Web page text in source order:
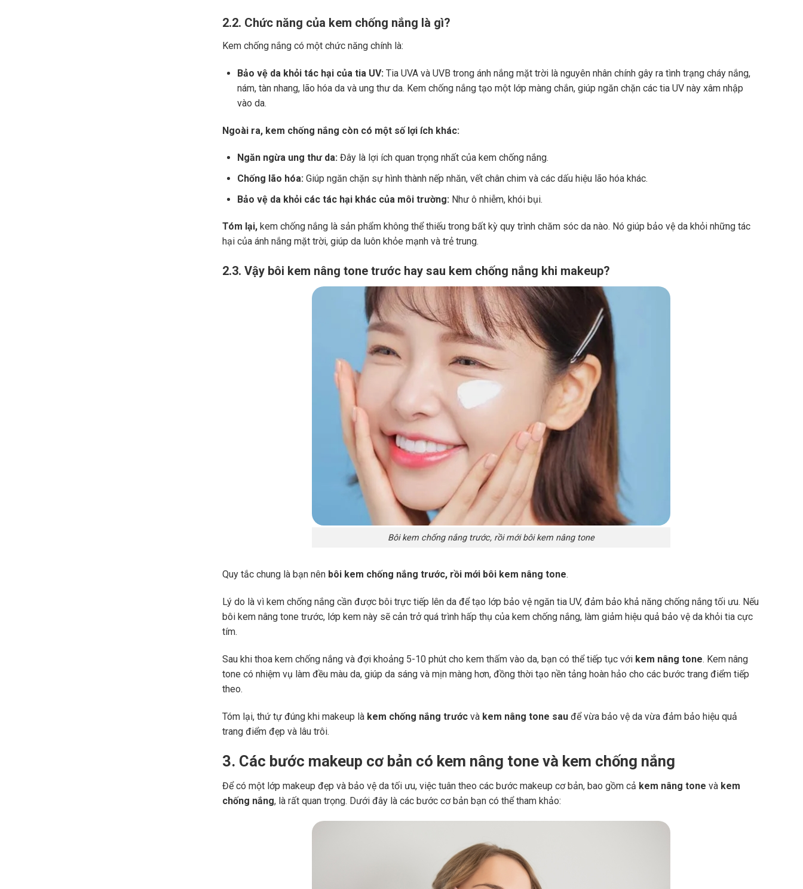
2.2. Chức năng của kem chống nắng là gì?
Kem chống nắng có một chức năng chính là:
Bảo vệ da khỏi tác hại của tia UV: Tia UVA và UVB trong ánh nắng mặt trời là nguyên nhân chính gây ra tình trạng cháy nắng,
nám, tàn nhang, lão hóa da và ung thư da. Kem chống nắng tạo một lớp màng chắn, giúp ngăn chặn các tia UV này xâm nhập
vào da.
Ngoài ra, kem chống nắng còn có một số lợi ích khác:
Ngăn ngừa ung thư da: Đây là lợi ích quan trọng nhất của kem chống nắng.
Chống lão hóa: Giúp ngăn chặn sự hình thành nếp nhăn, vết chân chim và các dấu hiệu lão hóa khác.
Bảo vệ da khỏi các tác hại khác của môi trường: Như ô nhiễm, khói bụi.
Tóm lại, kem chống nắng là sản phẩm không thể thiếu trong bất kỳ quy trình chăm sóc da nào. Nó giúp bảo vệ da khỏi những tác
hại của ánh nắng mặt trời, giúp da luôn khỏe mạnh và trẻ trung.
2.3. Vậy bôi kem nâng tone trước hay sau kem chống nắng khi makeup?
Bôi kem chống nắng trước, rồi mới bôi kem nâng tone
Quy tắc chung là bạn nên bôi kem chống nắng trước, rồi mới bôi kem nâng tone.
Lý do là vì kem chống nắng cần được bôi trực tiếp lên da để tạo lớp bảo vệ ngăn tia UV, đảm bảo khả năng chống nắng tối ưu. Nếu
bôi kem nâng tone trước, lớp kem này sẽ cản trở quá trình hấp thụ của kem chống nắng, làm giảm hiệu quả bảo vệ da khỏi tia cực
tím.
Sau khi thoa kem chống nắng và đợi khoảng 5-10 phút cho kem thấm vào da, bạn có thể tiếp tục với kem nâng tone. Kem nâng
tone có nhiệm vụ làm đều màu da, giúp da sáng và mịn màng hơn, đồng thời tạo nền tảng hoàn hảo cho các bước trang điểm tiếp
theo.
Tóm lại, thứ tự đúng khi makeup là kem chống nắng trước và kem nâng tone sau để vừa bảo vệ da vừa đảm bảo hiệu quả
trang điểm đẹp và lâu trôi.
3. Các bước makeup cơ bản có kem nâng tone và kem chống nắng
Để có một lớp makeup đẹp và bảo vệ da tối ưu, việc tuân theo các bước makeup cơ bản, bao gồm cả kem nâng tone và kem
chống nắng, là rất quan trọng. Dưới đây là các bước cơ bản bạn có thể tham khảo: